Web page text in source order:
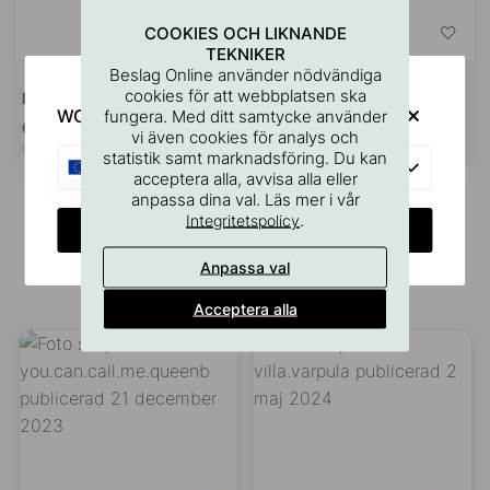
+ LÄNGDER
LED - Strip Flexy 2216
619 kr
Ändavslut LD8104 - 2/p - Svart
95 kr
I lager
Inspireras av andra
Tagga dina bilder med #beslagonline &
@beslagonline för att synas här!
COOKIES OCH LIKNANDE
TEKNIKER
Beslag Online använder nödvändiga
cookies för att webbplatsen ska
fungera. Med ditt samtycke använder
vi även cookies för analys och
statistik samt marknadsföring. Du kan
acceptera alla, avvisa alla eller
anpassa dina val. Läs mer i vår
Integritetspolicy.
Anpassa val
Acceptera alla
WOULD YOU RATHER VISIT?
EU
CHANGE COUNTRY